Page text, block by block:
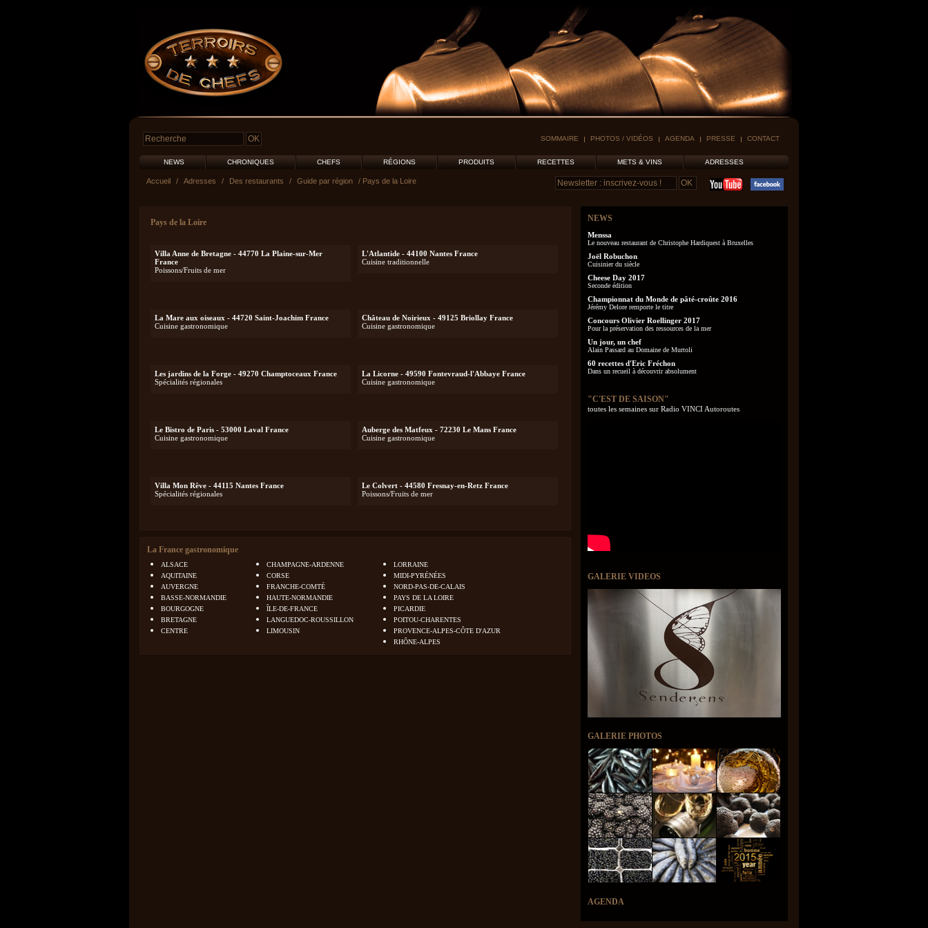
SOMMAIRE PHOTOS / VIDÉOS AGENDA PRESSE CONTACT
NEWS CHRONIQUES CHEFS RÉGIONS PRODUITS RECETTES METS & VINS ADRESSES
Accueil / Adresses / Des restaurants / Guide par région / Pays de la Loire
Pays de la Loire
Villa Anne de Bretagne - 44770 La Plaine-sur-Mer
France
Poissons/Fruits de mer
L'Atlantide - 44100 Nantes France
Cuisine traditionnelle
La Mare aux oiseaux - 44720 Saint-Joachim France
Cuisine gastronomique
Château de Noirieux - 49125 Briollay France
Cuisine gastronomique
Les jardins de la Forge - 49270 Champtoceaux France
Spécialités régionales
La Licorne - 49590 Fontevraud-l'Abbaye France
Cuisine gastronomique
Le Bistro de Paris - 53000 Laval France
Cuisine gastronomique
Auberge des Matfeux - 72230 Le Mans France
Cuisine gastronomique
Villa Mon Rêve - 44115 Nantes France
Spécialités régionales
Le Colvert - 44580 Fresnay-en-Retz France
Poissons/Fruits de mer
La France gastronomique
ALSACE
AQUITAINE
AUVERGNE
BASSE-NORMANDIE
BOURGOGNE
BRETAGNE
CENTRE
CHAMPAGNE-ARDENNE
CORSE
FRANCHE-COMTÉ
HAUTE-NORMANDIE
ÎLE-DE-FRANCE
LANGUEDOC-ROUSSILLON
LIMOUSIN
LORRAINE
MIDI-PYRÉNÉES
NORD-PAS-DE-CALAIS
PAYS DE LA LOIRE
PICARDIE
POITOU-CHARENTES
PROVENCE-ALPES-CÔTE D'AZUR
RHÔNE-ALPES
NEWS
Menssa
Le nouveau restaurant de Christophe Hardiquest à Bruxelles
Joël Robuchon
Cuisinier du siècle
Cheese Day 2017
Seconde édition
Championnat du Monde de pâté-croûte 2016
Jérémy Delore remporte le titre
Concours Olivier Roellinger 2017
Pour la préservation des ressources de la mer
Un jour, un chef
Alain Passard au Domaine de Murtoli
60 recettes d'Eric Fréchon
Dans un recueil à découvrir absolument
"C'EST DE SAISON"
toutes les semaines sur Radio VINCI Autoroutes
GALERIE VIDEOS
GALERIE PHOTOS
AGENDA